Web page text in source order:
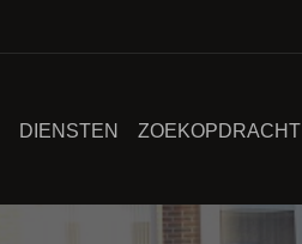
DIENSTEN ZOEKOPDRACHT